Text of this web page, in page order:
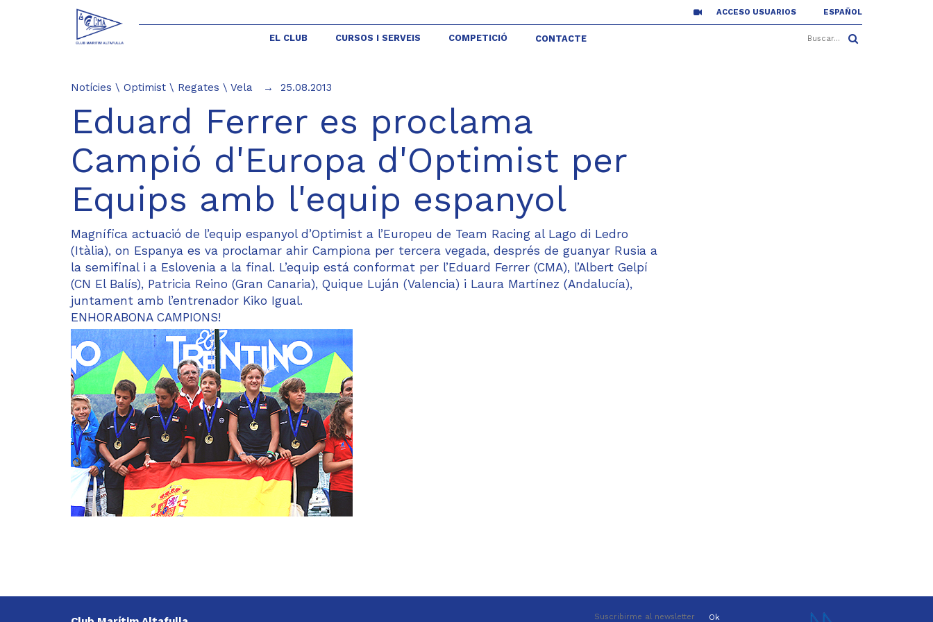
ACCESO USUARIOS ESPAÑOL
EL CLUB CURSOS I SERVEIS COMPETICIÓ CONTACTE
Notícies \ Optimist \ Regates \ Vela 25.08.2013
Eduard Ferrer es proclama
Campió d'Europa d'Optimist per
Equips amb l'equip espanyol
Magnífica actuació de l’equip espanyol d’Optimist a l’Europeu de Team Racing al Lago di Ledro
(Itàlia), on Espanya es va proclamar ahir Campiona per tercera vegada, després de guanyar Rusia a
la semifinal i a Eslovenia a la final. L’equip está conformat per l’Eduard Ferrer (CMA), l’Albert Gelpí
(CN El Balís), Patricia Reino (Gran Canaria), Quique Luján (Valencia) i Laura Martínez (Andalucía),
juntament amb l’entrenador Kiko Igual.
ENHORABONA CAMPIONS!